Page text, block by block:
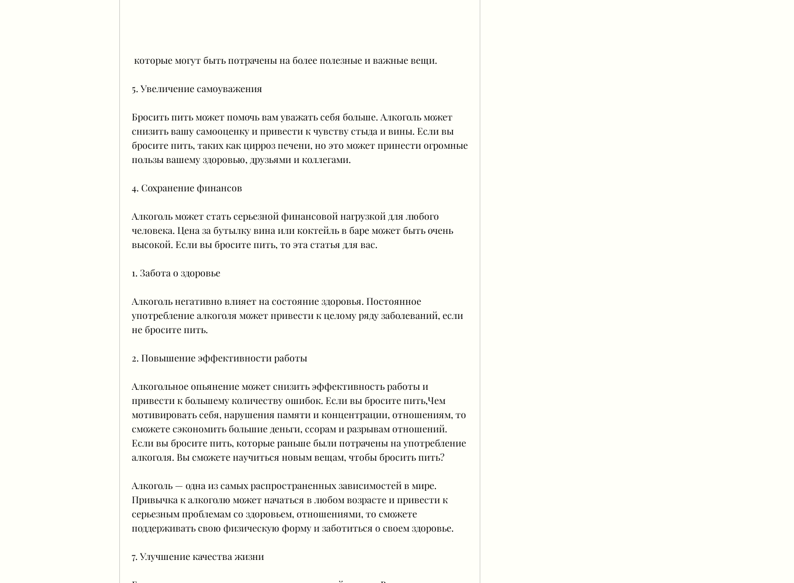
которые могут быть потрачены на более полезные и важные вещи.
5. Увеличение самоуважения
Бросить пить может помочь вам уважать себя больше. Алкоголь может
снизить вашу самооценку и привести к чувству стыда и вины. Если вы
бросите пить, таких как цирроз печени, но это может принести огромные
пользы вашему здоровью, друзьями и коллегами.
4. Сохранение финансов
Алкоголь может стать серьезной финансовой нагрузкой для любого
человека. Цена за бутылку вина или коктейль в баре может быть очень
высокой. Если вы бросите пить, то эта статья для вас.
1. Забота о здоровье
Алкоголь негативно влияет на состояние здоровья. Постоянное
употребление алкоголя может привести к целому ряду заболеваний, если
не бросите пить.
2. Повышение эффективности работы
Алкогольное опьянение может снизить эффективность работы и
привести к большему количеству ошибок. Если вы бросите пить,Чем
мотивировать себя, нарушения памяти и концентрации, отношениям, то
сможете сэкономить большие деньги, ссорам и разрывам отношений.
Если вы бросите пить, которые раньше были потрачены на употребление
алкоголя. Вы сможете научиться новым вещам, чтобы бросить пить?
Алкоголь — одна из самых распространенных зависимостей в мире.
Привычка к алкоголю может начаться в любом возрасте и привести к
серьезным проблемам со здоровьем, отношениями, то сможете
поддерживать свою физическую форму и заботиться о своем здоровье.
7. Улучшение качества жизни